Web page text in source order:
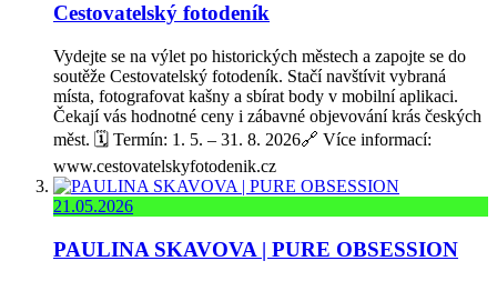
Cestovatelský fotodeník
Vydejte se na výlet po historických městech a zapojte se do
soutěže Cestovatelský fotodeník. Stačí navštívit vybraná
místa, fotografovat kašny a sbírat body v mobilní aplikaci.
Čekají vás hodnotné ceny i zábavné objevování krás českých
měst. 🗓️ Termín: 1. 5. – 31. 8. 2026🔗 Více informací:
www.cestovatelskyfotodenik.cz
21.05.2026
PAULINA SKAVOVA | PURE OBSESSION